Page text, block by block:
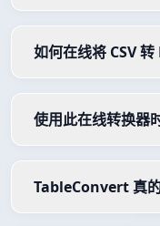
如何在线将 CSV 转
使用此在线转换器
TableConvert 真的